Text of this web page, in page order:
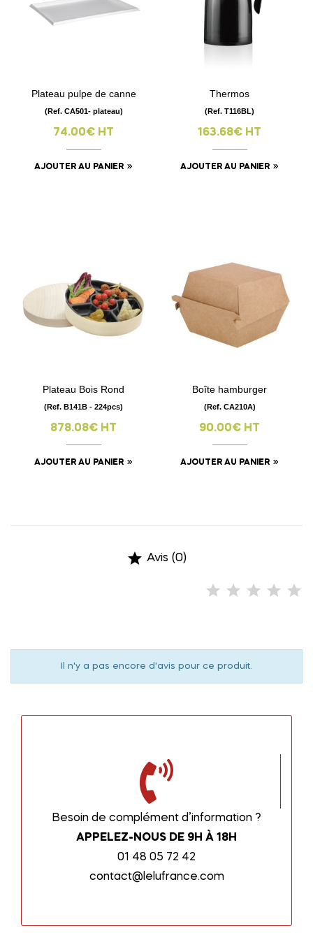
Plateau pulpe de canne
(Ref. CA501- plateau)
74.00€ HT
AJOUTER AU PANIER
Thermos
(Ref. T116BL)
163.68€ HT
AJOUTER AU PANIER
Plateau Bois Rond
(Ref. B141B - 224pcs)
878.08€ HT
AJOUTER AU PANIER
Boîte hamburger
(Ref. CA210A)
90.00€ HT
AJOUTER AU PANIER
 Avis (0)
Il n'y a pas encore d'avis pour ce produit.
Besoin de complément d’information ?
APPELEZ-NOUS DE 9H À 18H
01 48 05 72 42
contact@lelufrance.com